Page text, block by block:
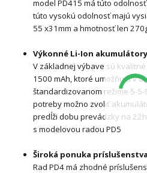
model PD415 má túto
túto vysokú odolnosť majú
55 x31mm a hmotnosť len
Výkonné Li-Ion
V základnej výbave sú
1500 mAh, ktoré umožňujú v
štandardizovanom režime 5-
potreby možno zvoliť
predĺži dobu prevádzky na
s modelovou radou PD5
Široká ponuka príslušenstva
Rad PD4 má zhodné